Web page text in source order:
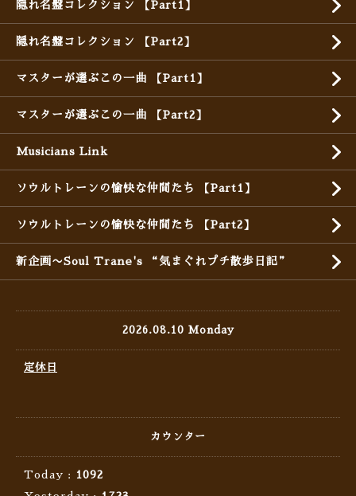
隠れ名盤コレクション 【Part1】
隠れ名盤コレクション 【Part2】
マスターが選ぶこの一曲 【Part1】
マスターが選ぶこの一曲 【Part2】
Musicians Link
ソウルトレーンの愉快な仲間たち 【Part1】
ソウルトレーンの愉快な仲間たち 【Part2】
新企画〜Soul Trane's “気まぐれプチ散歩日記”
2026.08.10 Monday
定休日
カウンター
Today :
1092